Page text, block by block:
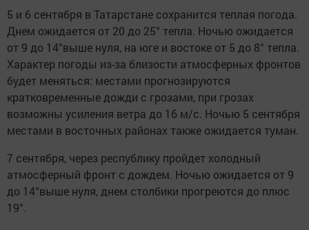
5 и 6 сентября в Татарстане сохранится теплая погода.
Днем ожидается от 20 до 25° тепла. Ночью ожидается
от 9 до 14°выше нуля, на юге и востоке от 5 до 8° тепла.
Характер погоды из-за близости атмосферных фронтов
будет меняться: местами прогнозируются
кратковременные дожди с грозами, при грозах
возможны усиления ветра до 16 м/с. Ночью 5 сентября
местами в восточных районах также ожидается туман.
7 сентября, через республику пройдет холодный
атмосферный фронт с дождем. Ночью ожидается от 9
до 14°выше нуля, днем столбики прогреются до плюс
19°.